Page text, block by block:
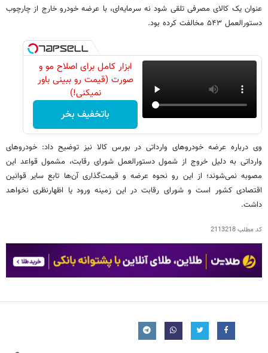
عنوان یک کالای مصرفی تلقی شود نه سرمایه‌ای، با عرضه خودرو خارج از چارچوب
دستورالعمل ۵۴۳ مخالفت کرده بود.
ابزار کامل برای اصلاح مو و
صورت (قیمت رو ببینی باور
نمیکنی!)
باتخفیف بخر
وی درباره عرضه خودروهای وارداتی در بورس کالا نیز توضیح داد: خودروهای
وارداتی به دلیل خروج از شمول دستورالعمل شورای رقابت، مشمول قواعد این
مصوبه نمی‌شوند؛ از این رو نحوه عرضه و قیمت‌گذاری آن‌ها تابع سایر قوانین
اقتصادی کشور است و شورای رقابت در این زمینه ورود یا اظهارنظری نخواهد
داشت.
کد مطلب2113218